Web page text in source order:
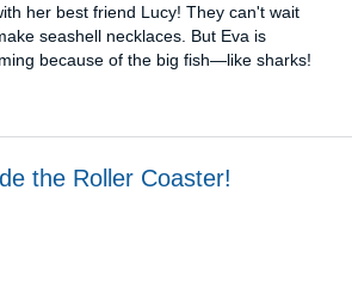
her best friend Lucy! They can't wait
seashell necklaces. But Eva is
because of the big fish—like sharks!
the Roller Coaster!